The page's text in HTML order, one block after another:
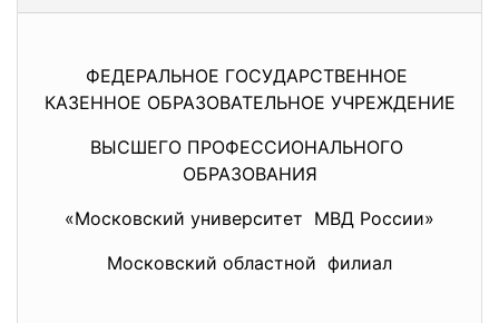
ФЕДЕРАЛЬНОЕ ГОСУДАРСТВЕННОЕ
КАЗЕННОЕ ОБРАЗОВАТЕЛЬНОЕ УЧРЕЖДЕНИЕ
ВЫСШЕГО ПРОФЕССИОНАЛЬНОГО
ОБРАЗОВАНИЯ
«Московский университет МВД России»
Московский областной филиал